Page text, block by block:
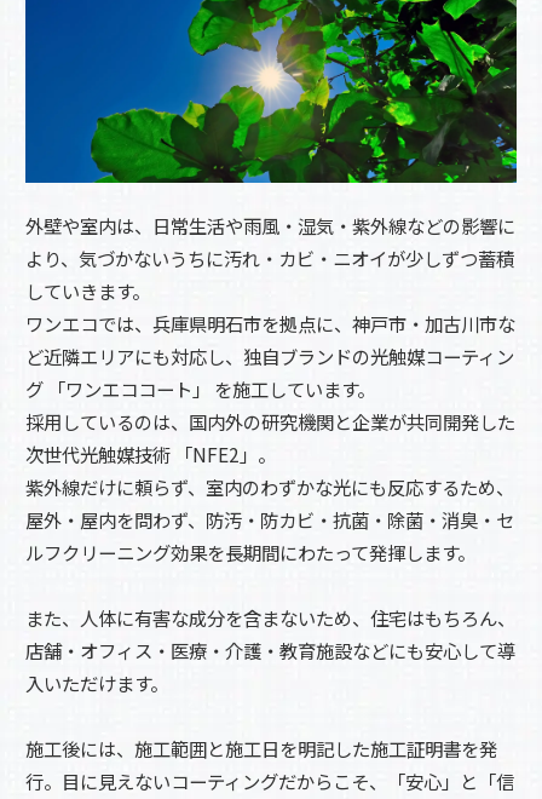
外壁や室内は、日常生活や雨風・湿気・紫外線などの影響に
より、気づかないうちに汚れ・カビ・ニオイが少しずつ蓄積
していきます。
ワンエコでは、兵庫県明石市を拠点に、神戸市・加古川市な
ど近隣エリアにも対応し、独自ブランドの光触媒コーティン
グ 「ワンエココート」 を施工しています。
採用しているのは、国内外の研究機関と企業が共同開発した
次世代光触媒技術 「NFE2」。
紫外線だけに頼らず、室内のわずかな光にも反応するため、
屋外・屋内を問わず、防汚・防カビ・抗菌・除菌・消臭・セ
ルフクリーニング効果を長期間にわたって発揮します。
また、人体に有害な成分を含まないため、住宅はもちろん、
店舗・オフィス・医療・介護・教育施設などにも安心して導
入いただけます。
施工後には、施工範囲と施工日を明記した施工証明書を発
行。目に見えないコーティングだからこそ、「安心」と「信